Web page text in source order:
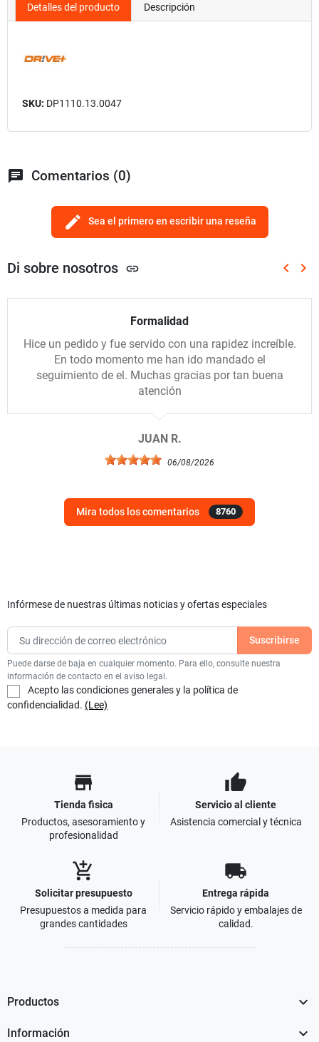
Detalles del producto Descripción
SKU: DP1110.13.0047
chat Comentarios (0)
edit Sea el primero en escribir una reseña
Di sobre nosotros link keyboard_arrow_left keyboard_arrow_right
Formalidad
Hice un pedido y fue servido con una rapidez increíble.
En todo momento me han ido mandado el
seguimiento de el. Muchas gracias por tan buena
atención
JUAN R.
06/08/2026
Mira todos los comentarios 8760
Infórmese de nuestras últimas noticias y ofertas especiales
Puede darse de baja en cualquier momento. Para ello, consulte nuestra
información de contacto en el aviso legal.
Acepto las condiciones generales y la política de
confidencialidad. (Lee)
store
Tienda fisica
Productos, asesoramiento y
profesionalidad
thumb_up
Servicio al cliente
Asistencia comercial y técnica
add_shopping_cart
Solicitar presupuesto
Presupuestos a medida para
grandes cantidades
local_shipping
Entrega rápida
Servicio rápido y embalajes de
calidad.
Productos 
Información 